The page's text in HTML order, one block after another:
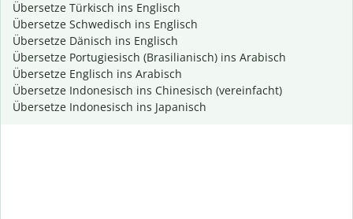
Übersetze Türkisch ins Englisch
Übersetze Schwedisch ins Englisch
Übersetze Dänisch ins Englisch
Übersetze Portugiesisch (Brasilianisch) ins Arabisch
Übersetze Englisch ins Arabisch
Übersetze Indonesisch ins Chinesisch (vereinfacht)
Übersetze Indonesisch ins Japanisch